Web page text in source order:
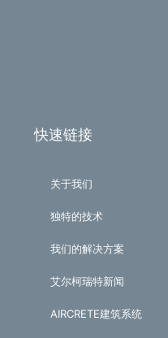
快速链接
关于我们
独特的技术
我们的解决方案
艾尔柯瑞特新闻
AIRCRETE建筑系统